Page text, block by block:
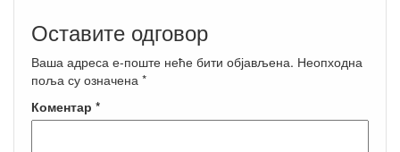
Оставите одговор
Ваша адреса е-поште неће бити објављена. Неопходна
поља су означена *
Коментар *